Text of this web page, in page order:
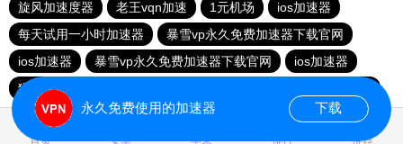
旋风加速度器
老王vqn加速 1元机场
ios加速器
每天试用一小时加速器
暴雪vp永久免费加速器下载官网
ios加速器
暴雪vp永久免费加速器下载官网
ios加速器
猴王加速器
首页 安卓 苹果 排行 推荐
永久免费使用的加速器 下载
1.593078s